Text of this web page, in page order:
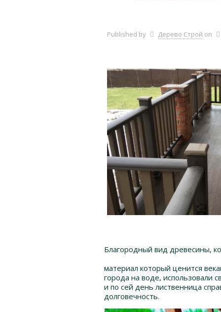
Published by Дерево Строй on
Благородный вид древесины,
материал который ценится
города на воде, использовали
и по сей день лиственница
долговечность.